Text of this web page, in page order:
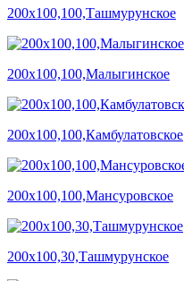
200х100,100,Ташмурунское
200х100,100,Малыгинское
200х100,100,Камбулатовское
200х100,100,Мансуровское
200х100,30,Ташмурунское